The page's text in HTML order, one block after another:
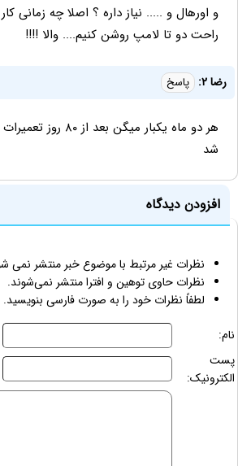
و اورهال و ..... نیاز داره ؟ اصلا چه زمانی
راحت دو تا لامپ روشن کنیم.... والا !!!!
رضا ۲: پاسخ
هر دو ماه یکبار میگن
شد
افزودن دیدگاه
نظرات غیر مرتبط با موضوع خبر منتشر نمی
نظرات حاوی توهین و افترا منتشر نمی‌شوند.
لطفاً نظرات خود را به صورت فارسی بنویسید.
نام:
پست
الکترونیک: